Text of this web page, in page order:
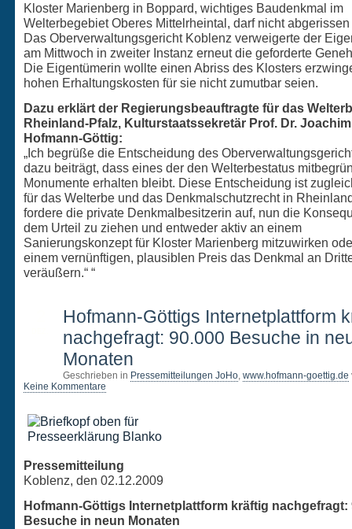
Kloster Marienberg in Boppard, wichtiges Baudenkmal im
Welterbegebiet Oberes Mittelrheintal, darf nicht
Das Oberverwaltungsgericht Koblenz verweigerte der
am Mittwoch in zweiter Instanz erneut die geforderte
Die Eigentümerin wollte einen Abriss des Klosters
hohen Erhaltungskosten für sie nicht zumutbar seien.
Dazu erklärt der Regierungsbeauftragte für das
Rheinland-Pfalz, Kulturstaatssekretär Prof. Dr. Joachim
Hofmann-Göttig:
„Ich begrüße die Entscheidung des
dazu beiträgt, dass eines der den Welterbestatus
Monumente erhalten bleibt. Diese Entscheidung ist
für das Welterbe und das Denkmalschutzrecht in
fordere die private Denkmalbesitzerin auf, nun die
dem Urteil zu ziehen und entweder aktiv an einem
Sanierungskonzept für Kloster Marienberg mitzuwirken
einem vernünftigen, plausiblen Preis das Denkmal an
veräußern.“ “
Hofmann-Göttigs Internetplattform
nachgefragt: 90.000 Besuche in
Monaten
Geschrieben in Pressemitteilungen JoHo, www.hofmann-goettig.de
Keine Kommentare
Pressemitteilung
Koblenz, den 02.12.2009
Hofmann-Göttigs Internetplattform kräftig nachgefragt:
Besuche in neun Monaten